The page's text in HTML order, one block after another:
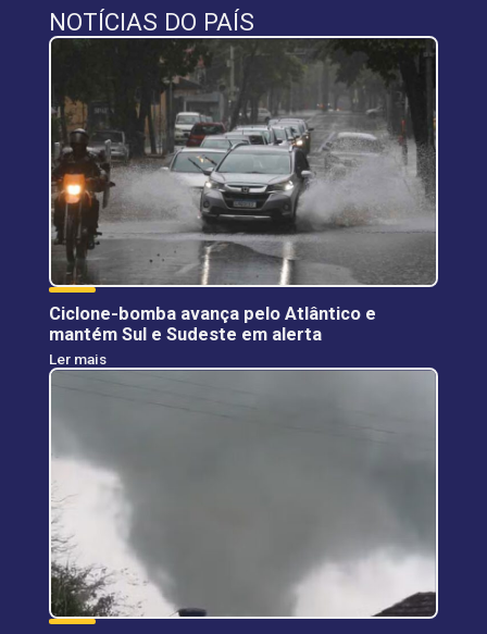
NOTÍCIAS DO PAÍS
Ciclone-bomba avança pelo Atlântico e
mantém Sul e Sudeste em alerta
Ler mais